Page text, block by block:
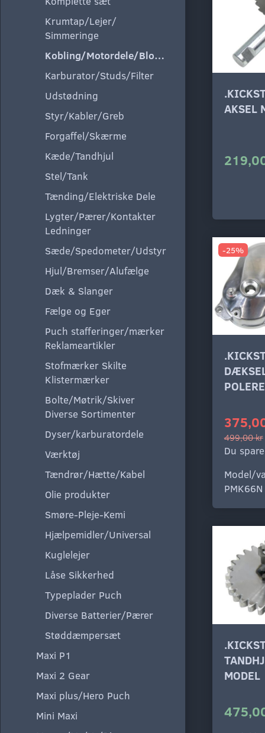
Krumtap/Lejer/
Simmeringe
Kobling/Motordele/Blokke
Karburator/Studs/Filter
Udstødning
Styr/Kabler/Greb
Forgaffel/Skærme
Kæde/Tandhjul
Stel/Tank
Tænding/Elektriske Dele
Lygter/Pærer/Kontakter
Ledninger
Sæde/Spedometer/Udstyr
Hjul/Bremser/Alufælge
Dæk & Slanger
Fælge og Eger
Puch stafferinger/mærker
Reklameartikler
Stofmærker Skilte
Klistermærker
Bolte/Møtrik/Skiver
Diverse Sortimenter
Dyser/karburatordele
Værktøj
Tændrør/Hætte/Kabel
Olie produkter
Smøre-Pleje-Kemi
Hjælpemidler/Universal
Kuglelejer
Låse Sikkerhed
Typeplader Puch
Diverse Batterier/Pærer
Støddæmpersæt
Maxi P1
Maxi 2 Gear
Maxi plus/Hero Puch
Mini Maxi
AKSEL
-25%
499,00 kr
Du
Model/
PMK66N
MODEL